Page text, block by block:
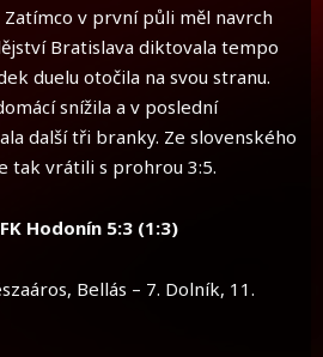
v první půli měl navrch
Bratislava diktovala tempo
duelu otočila na svou stranu.
snížila a v poslední
další tři branky. Ze slovenského
tak vrátili s prohrou 3:5.
Hodonín 5:3 (1:3)
Bellás – 7. Dolník, 11.